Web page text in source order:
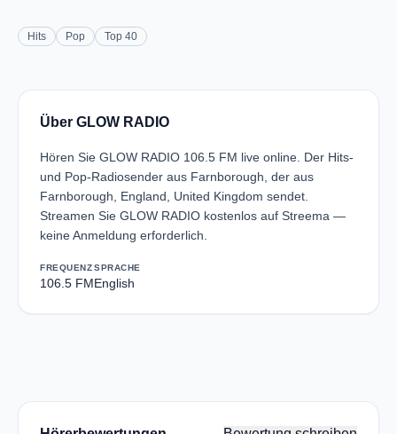
Hits Pop Top 40
Über GLOW RADIO
Hören Sie GLOW RADIO 106.5 FM live online. Der Hits-
und Pop-Radiosender aus Farnborough, der aus
Farnborough, England, United Kingdom sendet.
Streamen Sie GLOW RADIO kostenlos auf Streema —
keine Anmeldung erforderlich.
FREQUENZ
106.5 FM
SPRACHE
English